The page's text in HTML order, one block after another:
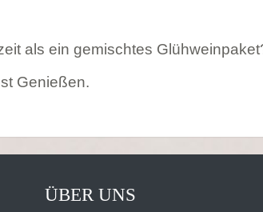
als ein gemischtes
Genießen.
ÜBER UNS